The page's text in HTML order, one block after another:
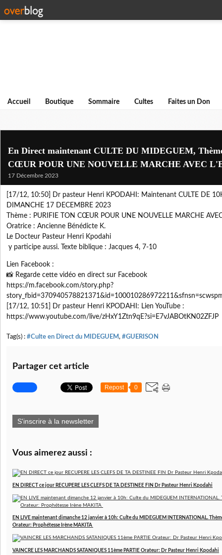
Accueil Boutique Sommaire Cultes Faites un Don
En Direct maintenant CULTE DU MIDEGUEM,
CŒUR POUR UNE NOUVELLE MARCHE AVEC
17 Décembre 2023
[17/12, 10:50] Dr pasteur Henri KPODAHI: Maintenant CULTE DE
DIMANCHE 17 DECEMBRE 2023
Thème : PURIFIE TON CŒUR POUR UNE NOUVELLE MARCHE
Oratrice : Ancienne Bénédicte K.
Le Docteur Pasteur Henri Kpodahi
y participe aussi. Texte biblique : Jacques 4, 7-10
Lien Facebook :
📸 Regarde cette vidéo en direct sur Facebook
https://m.facebook.com/story.php?
[17/12, 10:51] Dr pasteur Henri KPODAHI: Lien YouTube :
https://www.youtube.com/live/zHxY1Ztn9qE?si=E7vJABOtKN02ZFJP
Tag(s) : #Culte en Direct du MIDEGUEM, #GUERISON
Partager cet article
Repost 0
S'inscrire à la newsletter
Vous aimerez aussi :
EN DIRECT ce jour RECUPERE LES CLEFS DE TA DESTINEE FIN Dr Pasteur Henri Kpodahi
EN LIVE maintenant dimanche 12 janvier à 10h: Culte du MIDEGUEM INTERNATIONAL.
Orateur: Prophétesse Irène MAKITA
VAINCRE LES MARCHANDS SATANIQUES 11ème PARTIE Orateur: Dr Pasteur Henri Kpodahi